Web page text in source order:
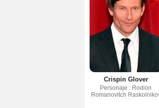
Crispin Glover
Personaje : Rodion
Romanovitch